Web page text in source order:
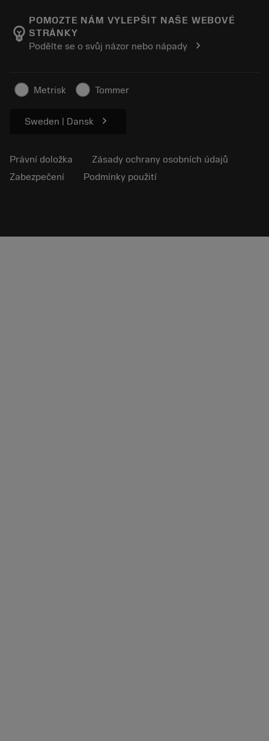
Sledujte svou objednávku
Vytvořte cenovou nabídku
Výrobní wellness
Kariéra
Udržitelné podnikání
Pro lisování
emoji_objects
POMOZTE NÁM VYLEPŠIT NAŠE WEBOVÉ
STRÁNKY
Podělte se o svůj názor nebo nápady
chevron_right
Metrisk Tommer
Sweden | Dansk chevron_right
Právní doložka
Zásady ochrany osobních údajů
Zabezpečení
Podmínky použití